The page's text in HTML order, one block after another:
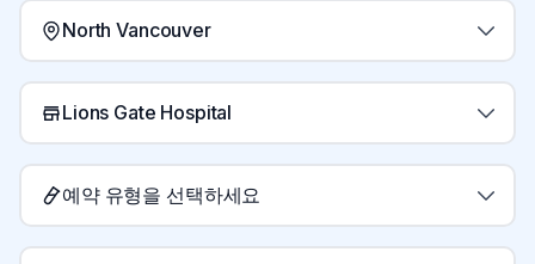
North Vancouver
Lions Gate Hospital
예약 유형을 선택하세요